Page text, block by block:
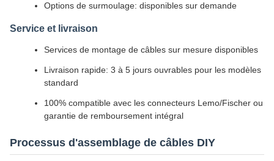
Options de surmoulage: disponibles sur demande
Service et livraison
Services de montage de câbles sur mesure disponibles
Livraison rapide: 3 à 5 jours ouvrables pour les modèles
standard
100% compatible avec les connecteurs Lemo/Fischer ou
garantie de remboursement intégral
Processus d'assemblage de câbles DIY